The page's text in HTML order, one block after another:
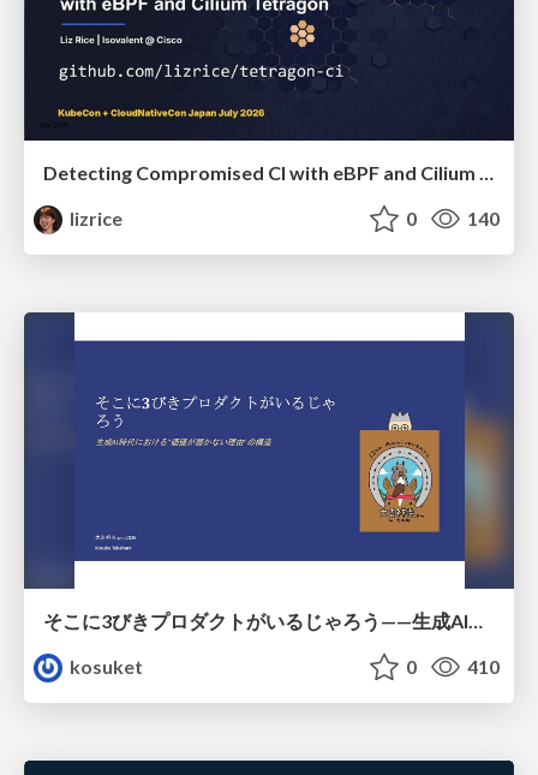
Detecting Compromised CI with eBPF and Cilium Tetragon
lizrice
0 140
kosuket
0 410